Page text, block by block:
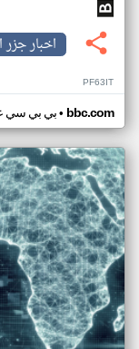
اخبار جزر
PF63IT
بي بي سي• bbc.com